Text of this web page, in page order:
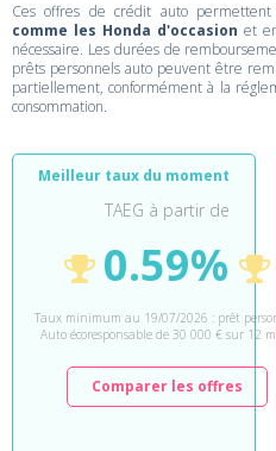
Ces offres de crédit auto
comme les Honda d'occasion et
nécessaire. Les durées de
prêts personnels auto peuvent être
partiellement, conformément à la
consommation.
Meilleur taux du moment
TAEG à partir de
0.59%
Taux minimum au 19/07/2026 : prêt
Auto écoresponsable de 30 000 € sur 12
Comparer les offres